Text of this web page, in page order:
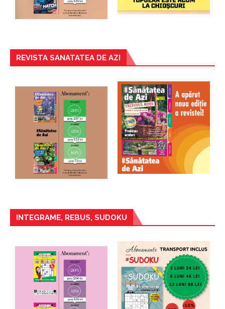
REVISTA SANATATEA DE AZI
INTEGRAME, REBUS, SUDOKU